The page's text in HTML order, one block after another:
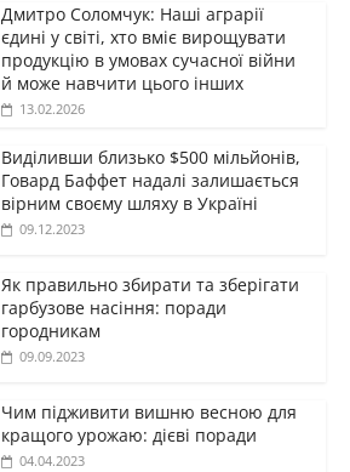
Дмитро Соломчук: Наші аграрії
єдині у світі, хто вміє вирощувати
продукцію в умовах сучасної війни
й може навчити цього інших
13.02.2026
Виділивши близько $500 мільйонів,
Говард Баффет надалі залишається
вірним своєму шляху в Україні
09.12.2023
Як правильно збирати та зберігати
гарбузове насіння: поради
городникам
09.09.2023
Чим підживити вишню весною для
кращого урожаю: дієві поради
04.04.2023